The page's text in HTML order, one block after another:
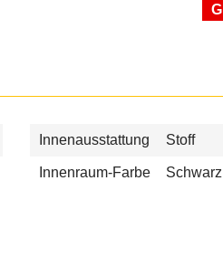
G
Innenausstattung Stoff
Innenraum-Farbe Schwarz